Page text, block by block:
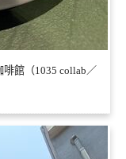
啡館（1035 collab／